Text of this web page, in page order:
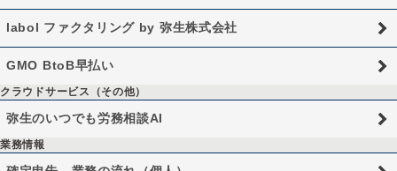
labol ファクタリング by 弥生株式会社
GMO BtoB早払い
クラウドサービス（その他）
弥生のいつでも労務相談AI
業務情報